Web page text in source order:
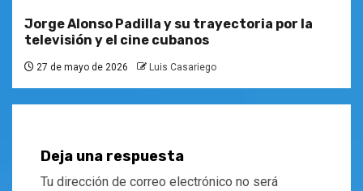
Jorge Alonso Padilla y su trayectoria por la
televisión y el cine cubanos
27 de mayo de 2026 Luis Casariego
Deja una respuesta
Tu dirección de correo electrónico no será